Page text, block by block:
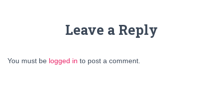
Leave a Reply
You must be logged in to post a comment.